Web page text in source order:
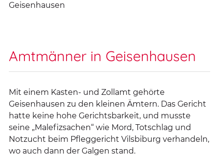
Geisenhausen
Amtmänner in Geisenhausen
Mit einem Kasten- und Zollamt gehörte
Geisenhausen zu den kleinen Ämtern. Das Gericht
hatte keine hohe Gerichtsbarkeit, und musste
seine „Malefizsachen“ wie Mord, Totschlag und
Notzucht beim Pfleggericht Vilsbiburg verhandeln,
wo auch dann der Galgen stand.